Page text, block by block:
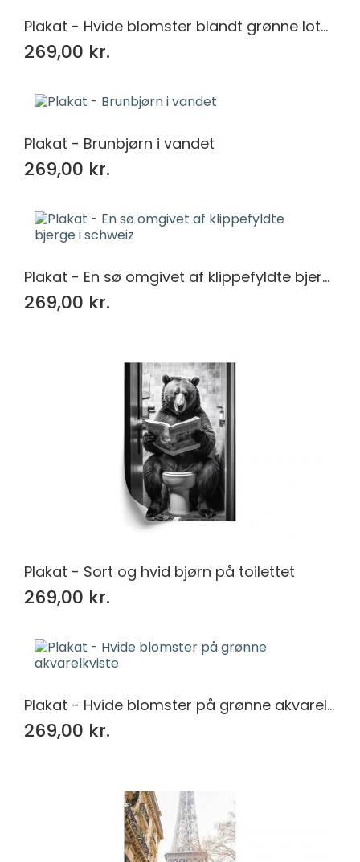
Plakat - Hvide blomster blandt grønne lotusblade
269,00 kr.
Plakat - Brunbjørn i vandet
269,00 kr.
Plakat - En sø omgivet af klippefyldte bjerge i schweiz
269,00 kr.
Plakat - Sort og hvid bjørn på toilettet
269,00 kr.
Plakat - Hvide blomster på grønne akvarelkviste
269,00 kr.